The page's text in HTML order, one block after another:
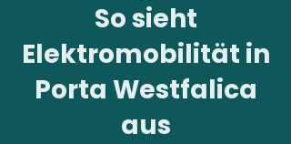
So sieht
Elektromobilität in
Porta Westfalica
aus